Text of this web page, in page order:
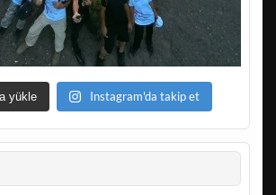
yükle Instagram'da takip et